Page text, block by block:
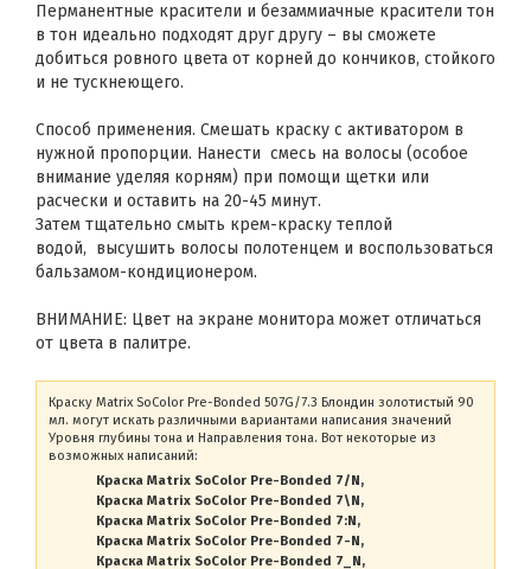
Перманентные красители и безаммиачные красители тон
в тон идеально подходят друг другу – вы сможете
добиться ровного цвета от корней до кончиков, стойкого
и не тускнеющего.
Способ применения. Смешать краску с активатором в
нужной пропорции. Нанести смесь на волосы (особое
внимание уделяя корням) при помощи щетки или
расчески и оставить на 20-45 минут.
Затем тщательно смыть крем-краску теплой
водой, высушить волосы полотенцем и воспользоваться
бальзамом-кондиционером.
ВНИМАНИЕ: Цвет на экране монитора может отличаться
от цвета в палитре.
Краску Matrix SoColor Pre-Bonded 507G/7.3 Блондин золотистый 90
мл. могут искать различными вариантами написания значений
Уровня глубины тона и Направления тона. Вот некоторые из
возможных написаний:
Краска Matrix SoColor Pre-Bonded 7/N
Краска Matrix SoColor Pre-Bonded 7\N
Краска Matrix SoColor Pre-Bonded 7:N
Краска Matrix SoColor Pre-Bonded 7-N
Краска Matrix SoColor Pre-Bonded 7_N